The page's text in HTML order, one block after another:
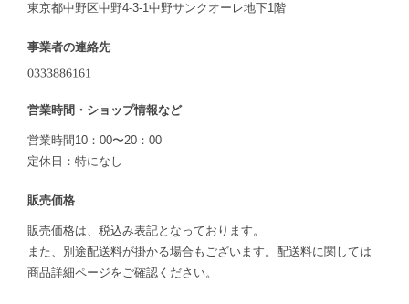
東京都中野区中野4-3-1中野サンクオーレ地下1階
事業者の連絡先
営業時間・ショップ情報など
営業時間10：00〜20：00
定休日：特になし
販売価格
販売価格は、税込み表記となっております。
また、別途配送料が掛かる場合もございます。配送料に関しては
商品詳細ページをご確認ください。